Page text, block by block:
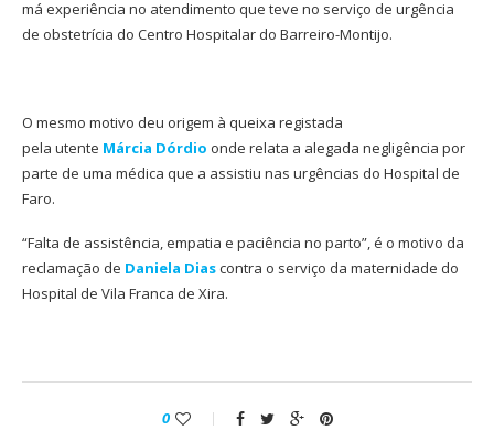
má experiência no atendimento que teve no serviço de urgência
de obstetrícia do Centro Hospitalar do Barreiro-Montijo.
O mesmo motivo deu origem à queixa registada
pela utente Márcia Dórdio onde relata a alegada negligência por
parte de uma médica que a assistiu nas urgências do Hospital de
Faro.
“Falta de assistência, empatia e paciência no parto”, é o motivo da
reclamação de Daniela Diascontra o serviço da maternidade do
Hospital de Vila Franca de Xira.
0